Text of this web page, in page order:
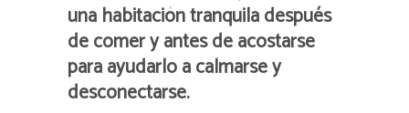
una habitación tranquila después
de comer y antes de acostarse
para ayudarlo a calmarse y
desconectarse.